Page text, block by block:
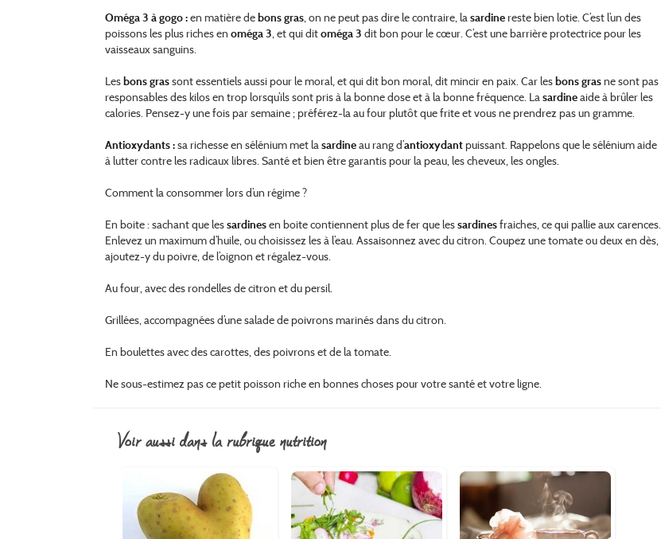
Oméga 3 à gogo :en matière debons gras, on ne peut pas dire le contraire, lasardinereste bien lotie. C’est l’un des
poissons les plus riches en oméga 3, et qui ditoméga 3 dit bon pour le cœur. C’est une barrière protectrice pour les
vaisseaux sanguins.
Lesbons grassont essentiels aussi pour le moral, et qui dit bon moral, dit mincir en paix. Car lesbons grasne sont pas
responsables des kilos en trop lorsqu’ils sont pris à la bonne dose et à la bonne fréquence. Lasardineaide à brûler les
calories. Pensez-y une fois par semaine ; préférez-la au four plutôt que frite et vous ne prendrez pas un gramme.
Antioxydants :sa richesse en sélénium met lasardineau rang d’antioxydantpuissant. Rappelons que le sélénium aide
à lutter contre les radicaux libres. Santé et bien être garantis pour la peau, les cheveux, les ongles.
Comment la consommer lors d’un régime ?
En boite : sachant que lessardinesen boite contiennent plus de fer que lessardinesfraiches, ce qui pallie aux carences.
Enlevez un maximum d’huile, ou choisissez les à l’eau. Assaisonnez avec du citron. Coupez une tomate ou deux en dès,
ajoutez-y du poivre, de l’oignon et régalez-vous.
Au four, avec des rondelles de citron et du persil.
Grillées, accompagnées d’une salade de poivrons marinés dans du citron.
En boulettes avec des carottes, des poivrons et de la tomate.
Ne sous-estimez pas ce petit poisson riche en bonnes choses pour votre santé et votre ligne.
voir aussi dans la rubrique nutrition